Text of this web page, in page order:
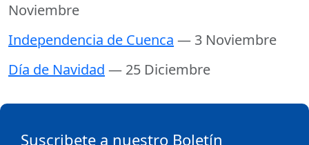
Noviembre
Independencia de Cuenca — 3 Noviembre
Día de Navidad — 25 Diciembre
Suscribete a nuestro Boletín